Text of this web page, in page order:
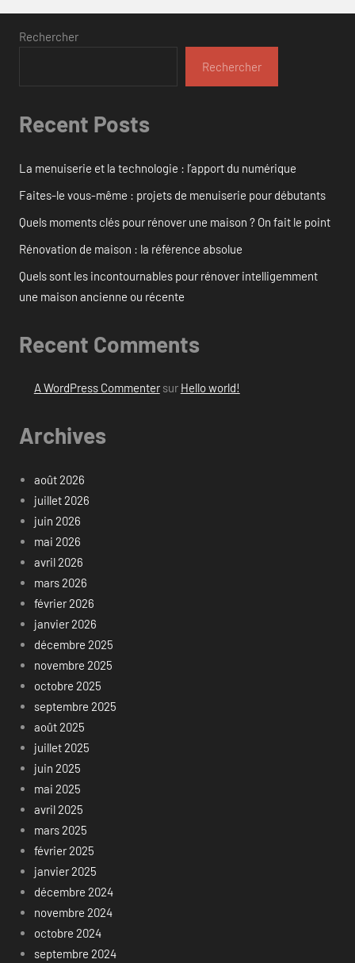
Rechercher
Rechercher
Recent Posts
La menuiserie et la technologie : l’apport du numérique
Faites-le vous-même : projets de menuiserie pour débutants
Quels moments clés pour rénover une maison ? On fait le point
Rénovation de maison : la référence absolue
Quels sont les incontournables pour rénover intelligemment
une maison ancienne ou récente
Recent Comments
A WordPress Commentersur Hello world!
Archives
août 2026
juillet 2026
juin 2026
mai 2026
avril 2026
mars 2026
février 2026
janvier 2026
décembre 2025
novembre 2025
octobre 2025
septembre 2025
août 2025
juillet 2025
juin 2025
mai 2025
avril 2025
mars 2025
février 2025
janvier 2025
décembre 2024
novembre 2024
octobre 2024
septembre 2024